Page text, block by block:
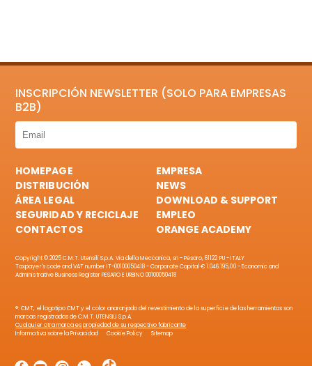
INSCRIPCIÓN NEWSLETTER (SOLO PARA EMPRESAS
B2B)
HOMEPAGE
EMPRESA
DISTRIBUCIÓN
NEWS
ÁREA LEGAL
DOWNLOAD & SUPPORT
SEGURIDAD Y RECICLAJE
EMPLEO
CONTACTOS
ORANGE ACADEMY
Copyright © 2025 C.M.T. Utensili S.p.A. Via della Meccanica, sn - Pesaro, 61122 PU - ITALY
Taxpayer's code and VAT number IT-00100050418 - Corporate Capital € 1.046.195,00 - Economic and
Administrative Business Register PESARO E URBINO 00100050418
®: CMT, el logotipo CMT y el color anaranjado del revestimiento de la superficie de las herramientas son
marcas registradas de C.M.T. UTENSILI S.p.A.
Cualquier otra marca es propiedad de su respectivo fabricante
Informativa sobre la Privacidad
Cookie Policy Sitemap